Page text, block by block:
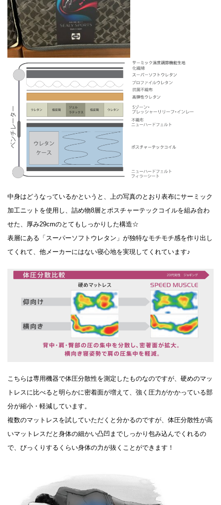
中身はどうなっているかというと、上の写真のとおり表布にサーミック
加工ニットを使用し、詰め物8層とポスチャーテックコイルを組み合わ
せた、厚み29cmのとてもしっかりした構造☆
表層にある「スーパーソフトウレタン」が独特なモチモチ感を作り出し
てくれて、他メーカーにはない寝心地を実現してくれています♪
こちらは専用機器で体圧分散性を測定したものなのですが、硬めのマッ
トレスに比べると明らかに密着面が増えて、強く圧力がかかっている部
分が縮小・軽減しています。
複数のマットレスを試していただくと分かるのですが、体圧分散性が高
いマットレスだと身体の細かい凸凹までしっかり包み込んでくれるの
で、びっくりするくらい身体の力が抜くことができます！